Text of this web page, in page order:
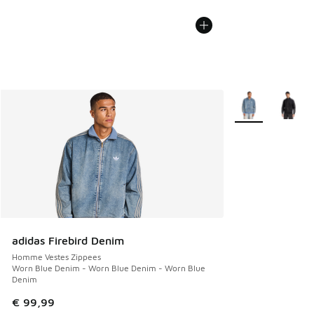
adidas Firebird Denim
Homme Vestes Zippees
Worn Blue Denim - Worn Blue Denim - Worn Blue
Denim
€ 99,99
Plus de couleurs